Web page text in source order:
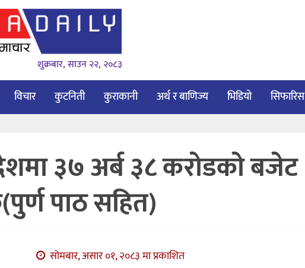
शुक्रबार, साउन २२, २०८३
विचार कुटनिती कुराकानी अर्थ र बाणिज्य भिडियो सिफारिस
३७ अर्ब ३८ करोडको बजेट
पाठ सहित)
सोमबार, असार ०१, २०८३ मा प्रकाशित